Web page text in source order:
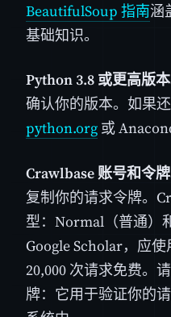
BeautifulSoup 指南涵
基础知识。
Python 3.8 或更高版本
确认你的版本。如果
python.org 或
Crawlbase 账号和令牌
复制你的请求令牌。
型：Normal（普通）
Google Scholar，应
20,000 次请求免费。
牌：它用于验证你的